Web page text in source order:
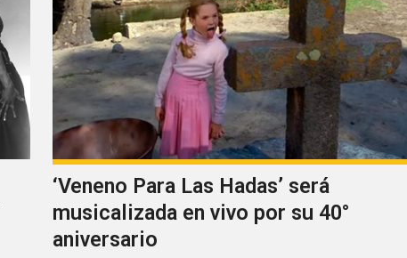
‘Veneno Para Las Hadas’ será
musicalizada en vivo por su 40°
aniversario